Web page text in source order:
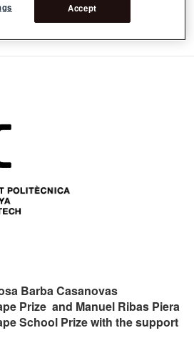
Barba Casanovas
Prize and Manuel Ribas Piera
School Prize with the support
Accept